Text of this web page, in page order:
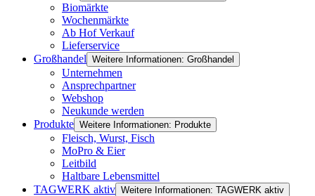
Biomärkte
Wochenmärkte
Ab Hof Verkauf
Lieferservice
Großhandel Weitere Informationen: Großhandel
Unternehmen
Ansprechpartner
Webshop
Neukunde werden
Produkte Weitere Informationen: Produkte
Fleisch, Wurst, Fisch
MoPro & Eier
Leitbild
Haltbare Lebensmittel
TAGWERK aktiv Weitere Informationen: TAGWERK aktiv